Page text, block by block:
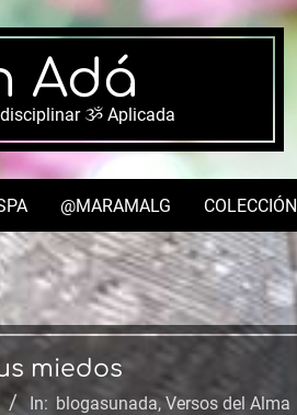
Adá
ૐ Aplicada
Secondary
Navigation
Menu
@MARAMALG COLECCIÓN
miedos
In: blogasunada, Versos del Alma